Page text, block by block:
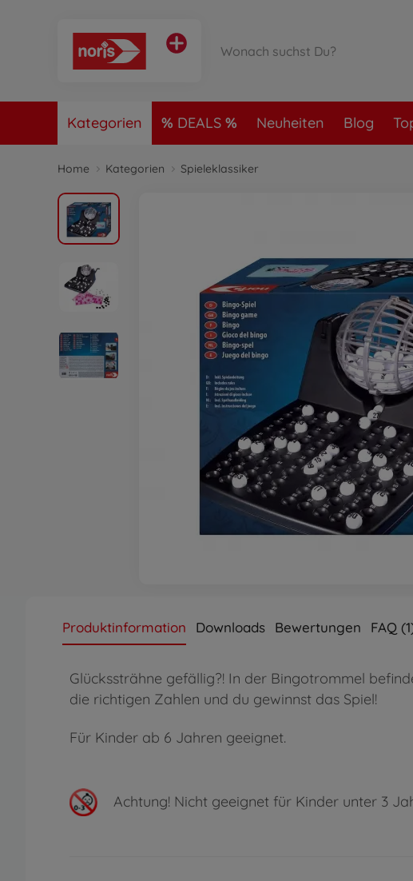
Kategorien DEALS Neuheiten Blog
Home Kategorien Spieleklassiker
Produktinformation Downloads Bewertungen FAQ
Glückssträhne gefällig?! In der Bingotrommel
die richtigen Zahlen und du gewinnst das Spiel!
Für Kinder ab 6 Jahren geeignet.
Achtung! Nicht geeignet für Kinder unter 3